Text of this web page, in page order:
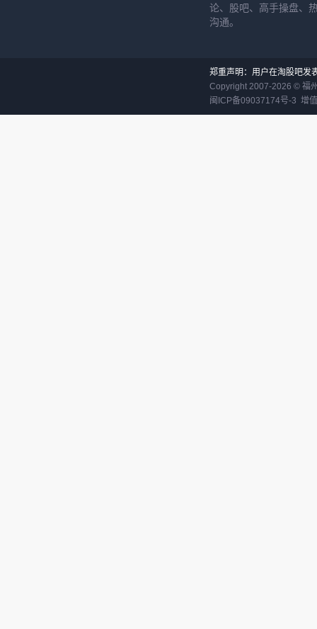
论、股吧、高手操盘、
沟通。
郑重声明：用户在淘股吧发
Copyright 2007-2026 © 福
闽ICP备09037174号-3 增